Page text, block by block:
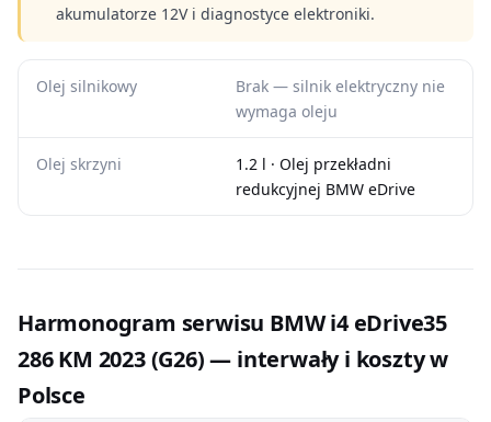
akumulatorze 12V i diagnostyce elektroniki.
Olej silnikowy
Brak — silnik elektryczny nie
wymaga oleju
Olej skrzyni
1.2 l · Olej przekładni
redukcyjnej BMW eDrive
Harmonogram serwisu BMW i4 eDrive35
286 KM 2023 (G26) — interwały i koszty w
Polsce